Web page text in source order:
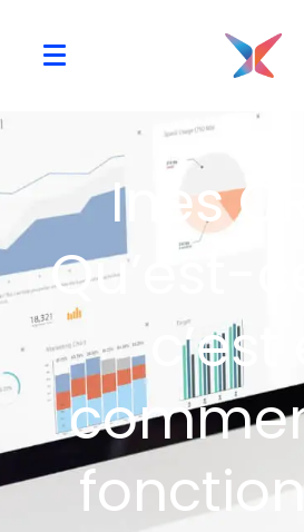
Ines
Qu’est-